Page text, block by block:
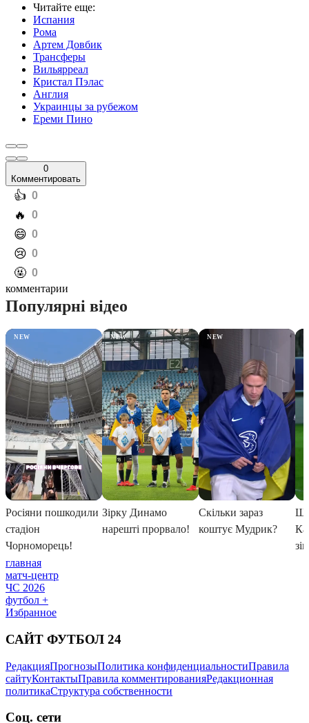
Читайте еще:
Испания
Рома
Артем Довбик
Трансферы
Вильярреал
Кристал Пэлас
Англия
Украинцы за рубежом
Ереми Пино
0
Комментировать
️👍 0
️🔥 0
️😄 0
️😢 0
️🤬 0
комментарии
главная
матч-центр
ЧС 2026
футбол +
Избранное
САЙТ ФУТБОЛ 24
РедакцияПрогнозыПолитика конфиденциальностиПравила
сайтуКонтактыПравила комментированияРедакционная
политикаСтруктура собственности
Соц. сети